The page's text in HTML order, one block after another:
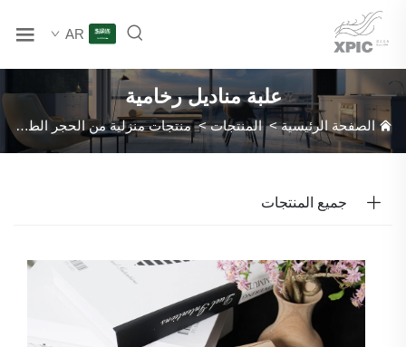
AR
علبة مناديل رخامية
الصفحة الرئيسية>المنتجات>منتجات منزلية من الحجر الطبيعي
جميع المنتجات